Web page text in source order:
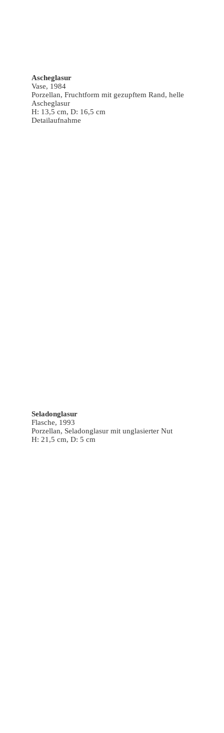
Ascheglasur
Vase, 1984
Porzellan, Fruchtform mit gezupftem Rand, helle
Ascheglasur
H: 13,5 cm, D: 16,5 cm
Detailaufnahme
Seladonglasur
Flasche, 1993
Porzellan, Seladonglasur mit unglasierter Nut
H: 21,5 cm, D: 5 cm